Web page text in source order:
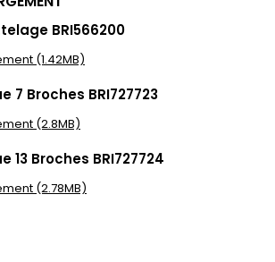
BRI566200
(1.42MB)
7 Broches BRI727723
(2.8MB)
13 Broches BRI727724
(2.78MB)